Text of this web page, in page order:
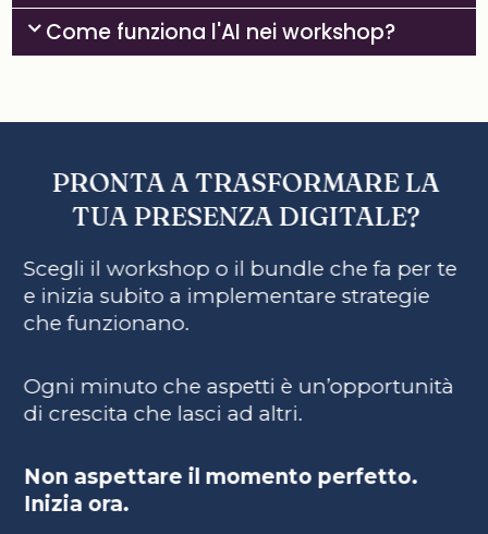
Come funziona l'AI nei workshop?
PRONTA A TRASFORMARE LA
TUA PRESENZA DIGITALE?
Scegli il workshop o il bundle che fa per te
e inizia subito a implementare strategie
che funzionano.
Ogni minuto che aspetti è un’opportunità
di crescita che lasci ad altri.
Non aspettare il momento perfetto.
Inizia ora.